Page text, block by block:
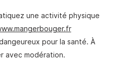
une activité physique
pour la santé. À
avec modération.